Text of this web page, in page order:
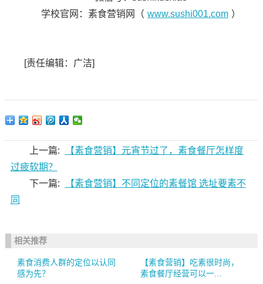
学校官网：素食营销网（ www.sushi001.com ）
[责任编辑：广洁]
上一篇:
【素食营销】元宵节过了，素食餐厅怎样度
过疲软期？
下一篇:
【素食营销】不同定位的素餐馆 选址要素不
同
相关推荐
素食消费人群的定位以认同
感为先？
【素食营销】吃素很时尚，
素食餐厅经营可以一...